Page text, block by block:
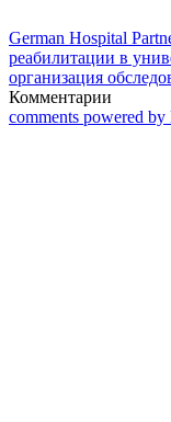
German Hospital
реабилитации в
организация
Комментарии
comments powered